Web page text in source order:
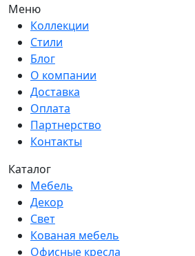
Меню
Коллекции
Стили
Блог
О компании
Доставка
Оплата
Партнерство
Контакты
Каталог
Мебель
Декор
Свет
Кованая мебель
Офисные кресла